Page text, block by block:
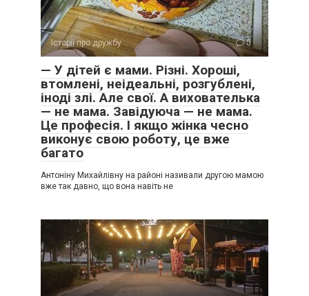
Історії про дружбу 0
— У дітей є мами. Різні. Хороші,
втомлені, неідеальні, розгублені,
іноді злі. Але свої. А вихователька
— не мама. Завідуюча — не мама.
Це професія. І якщо жінка чесно
виконує свою роботу, це вже
багато
Антоніну Михайлівну на районі називали другою мамою
вже так давно, що вона навіть не